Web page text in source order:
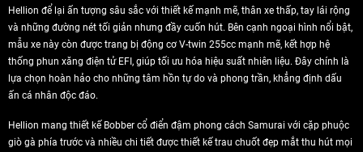
Hellion để lại ấn tượng sâu sắc với thiết kế mạnh mẽ, thân xe thấp, tay lái rộng
và những đường nét tối giản nhưng đầy cuốn hút. Bên cạnh ngoại hình nổi bật,
mẫu xe này còn được trang bị động cơ V-twin 255cc mạnh mẽ, kết hợp hệ
thống phun xăng điện tử EFI, giúp tối ưu hóa hiệu suất nhiên liệu. Đây chính là
lựa chọn hoàn hảo cho những tâm hồn tự do và phong trần, khẳng định dấu
ấn cá nhân độc đáo.
Hellion mang thiết kế Bobber cổ điển đậm phong cách Samurai với cặp phuộc
giò gà phía trước và nhiều chi tiết được thiết kế trau chuốt đẹp mắt thu hút mọi